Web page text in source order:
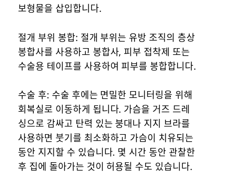
보형물을 삽입합니다.
절개 부위 봉합: 절개 부위는 유방 조직의 층상
봉합사를 사용하고 봉합사, 피부 접착제 또는
수술용 테이프를 사용하여 피부를 봉합합니다.
수술 후: 수술 후에는 면밀한 모니터링을 위해
회복실로 이동하게 됩니다. 가슴을 거즈 드레
싱으로 감싸고 탄력 있는 붕대나 지지 브라를
사용하면 붓기를 최소화하고 가슴이 치유되는
동안 지지할 수 있습니다. 몇 시간 동안 관찰한
후 집에 돌아가는 것이 허용될 수도 있습니다.